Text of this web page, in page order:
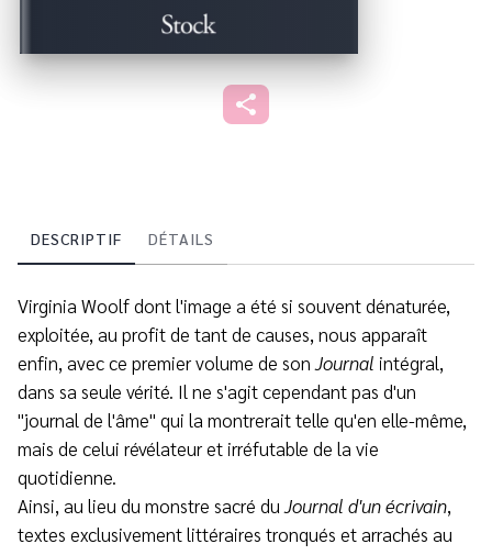
DESCRIPTIF DÉTAILS
Virginia Woolf dont l'image a été si souvent dénaturée,
exploitée, au profit de tant de causes, nous apparaît
enfin, avec ce premier volume de son Journal intégral,
dans sa seule vérité. Il ne s'agit cependant pas d'un
"journal de l'âme" qui la montrerait telle qu'en elle-même,
mais de celui révélateur et irréfutable de la vie
quotidienne.
Ainsi, au lieu du monstre sacré du Journal d'un écrivain,
textes exclusivement littéraires tronqués et arrachés au